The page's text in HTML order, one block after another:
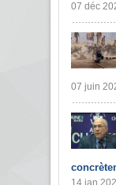
07 déc
07 juin